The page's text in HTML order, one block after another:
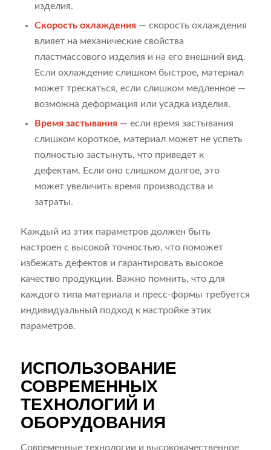
изделия.
Скорость охлаждения— скорость охлаждения
влияет на механические свойства
пластмассового изделия и на его внешний вид.
Если охлаждение слишком быстрое, материал
может трескаться, если слишком медленное —
возможна деформация или усадка изделия.
Время застывания— если время застывания
слишком короткое, материал может не успеть
полностью застынуть, что приведет к
дефектам. Если оно слишком долгое, это
может увеличить время производства и
затраты.
Каждый из этих параметров должен быть
настроен с высокой точностью, что поможет
избежать дефектов и гарантировать высокое
качество продукции. Важно помнить, что для
каждого типа материала и пресс-формы требуется
индивидуальный подход к настройке этих
параметров.
ИСПОЛЬЗОВАНИЕ
СОВРЕМЕННЫХ
ТЕХНОЛОГИЙ И
ОБОРУДОВАНИЯ
Современные технологии и высококачественное